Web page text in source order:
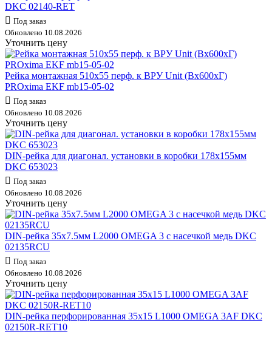
DKC 02140-RET
Под заказ
Обновлено 10.08.2026
Уточнить цену
Рейка монтажная 510х55 перф. к ВРУ Unit (Вх600хГ)
PROxima EKF mb15-05-02
Под заказ
Обновлено 10.08.2026
Уточнить цену
DIN-рейка для диагонал. установки в коробки 178х155мм
DKC 653023
Под заказ
Обновлено 10.08.2026
Уточнить цену
DIN-рейка 35х7.5мм L2000 OMEGA 3 с насечкой медь DKC
02135RCU
Под заказ
Обновлено 10.08.2026
Уточнить цену
DIN-рейка перфорированная 35х15 L1000 OMEGA 3AF DKC
02150R-RET10